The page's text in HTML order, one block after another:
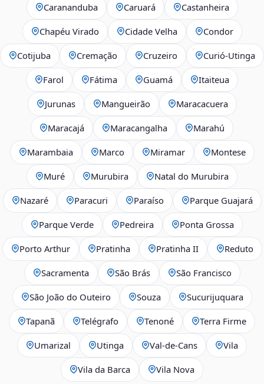
Carananduba Caruará Castanheira
Chapéu Virado Cidade Velha Condor
Cotijuba Cremação Cruzeiro Curió-Utinga
Farol Fátima Guamá Itaiteua
Jurunas Mangueirão Maracacuera
Maracajá Maracangalha Marahú
Marambaia Marco Miramar Montese
Muré Murubira Natal do Murubira
Nazaré Paracuri Paraíso Parque Guajará
Parque Verde Pedreira Ponta Grossa
Porto Arthur Pratinha Pratinha II Reduto
Sacramenta São Brás São Francisco
São João do Outeiro Souza Sucurijuquara
Tapanã Telégrafo Tenoné Terra Firme
Umarizal Utinga Val-de-Cans Vila
Vila da Barca Vila Nova